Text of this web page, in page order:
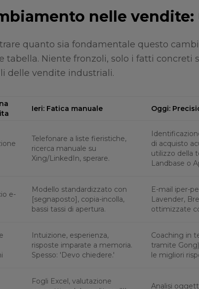
nelle
quanto sia fondamentale questo
tabella. Niente fronzoli, solo i fatti concreti
delle vendite industriali.
Ieri: Fatica manuale Oggi:
Telefonare a liste fieristiche,
ricerca manuale su
Xing/LinkedIn, sperare.
di acquisto
utilizzo della
Landbase o
e-
Modello standardizzato con
[segnaposto], copia-incolla,
bassi tassi di apertura.
E-mail iper-
Lavender,
ottimizzate
Intuizione, esperienza,
risposte imparate a memoria.
Spesso: 'Devo chiedere.'
Coaching in
tramite
le migliori
Fogli Excel, valutazione
Analisi